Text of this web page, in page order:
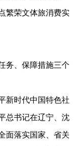
繁荣文体旅消费实
、保障措施三个
新时代中国特色社
总书记在辽宁、沈
面落实国家、省关